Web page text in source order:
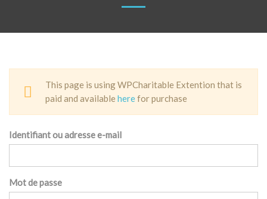
This page is using WPCharitable Extention that is
paid and available herefor purchase
Identifiant ou adresse e-mail
Mot de passe